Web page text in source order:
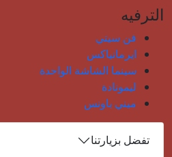
الترفيه
فن سيتي
ايرمانياكس
سينما الشاشة الواحدة
ليمونادة
ميني باونس
تفضل بزيارتنا